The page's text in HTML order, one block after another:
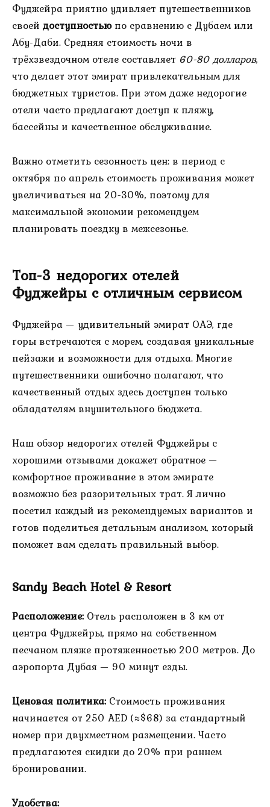
Фуджейра приятно удивляет путешественников
своей доступностьюпо сравнению с Дубаем или
Абу-Даби. Средняя стоимость ночи в
трёхзвездочном отеле составляет 60-80 долларов,
что делает этот эмират привлекательным для
бюджетных туристов. При этом даже недорогие
отели часто предлагают доступ к пляжу,
бассейны и качественное обслуживание.
Важно отметить сезонность цен: в период с
октября по апрель стоимость проживания может
увеличиваться на 20-30%, поэтому для
максимальной экономии рекомендуем
планировать поездку в межсезонье.
Топ-3 недорогих отелей
Фуджейры с отличным сервисом
Фуджейра — удивительный эмират ОАЭ, где
горы встречаются с морем, создавая уникальные
пейзажи и возможности для отдыха. Многие
путешественники ошибочно полагают, что
качественный отдых здесь доступен только
обладателям внушительного бюджета.
Наш обзор недорогих отелей Фуджейры с
хорошими отзывами докажет обратное —
комфортное проживание в этом эмирате
возможно без разорительных трат. Я лично
посетил каждый из рекомендуемых вариантов и
готов поделиться детальным анализом, который
поможет вам сделать правильный выбор.
Sandy Beach Hotel & Resort
Расположение: Отель расположен в 3 км от
центра Фуджейры, прямо на собственном
песчаном пляже протяженностью 200 метров. До
аэропорта Дубая — 90 минут езды.
Ценовая политика: Стоимость проживания
начинается от 250 AED (≈$68) за стандартный
номер при двухместном размещении. Часто
предлагаются скидки до 20% при раннем
бронировании.
Удобства: